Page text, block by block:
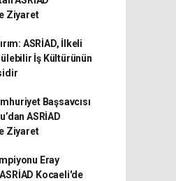
Ziyaret
ASRİAD, İlkeli
İş Kültürünün
Başsavcısı
ASRİAD
Ziyaret
Eray
Kocaeli'de